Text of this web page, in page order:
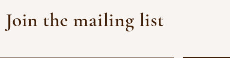
Join the mailing list